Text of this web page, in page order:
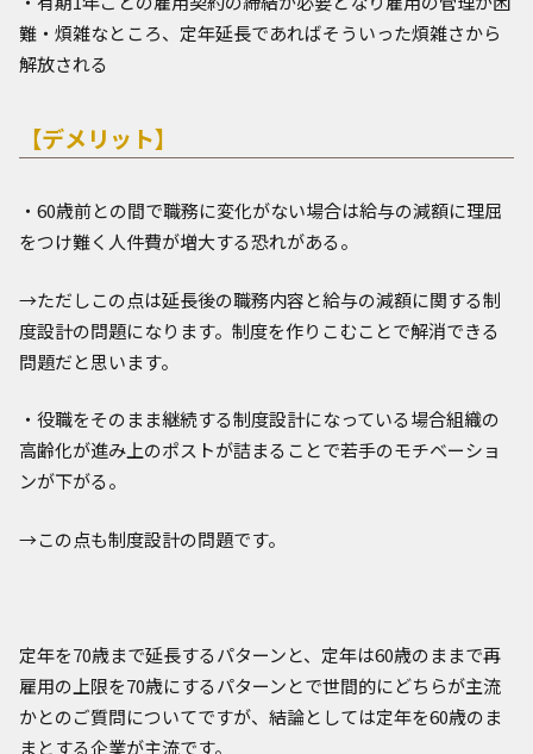
難・煩雑なところ、定年延長であればそういった煩雑さから
解放される
【デメリット】
・60歳前との間で職務に変化がない場合は給与の減額に理屈
をつけ難く人件費が増大する恐れがある。
→ただしこの点は延長後の職務内容と給与の減額に関する制
度設計の問題になります。制度を作りこむことで解消できる
問題だと思います。
・役職をそのまま継続する制度設計になっている場合組織の
高齢化が進み上のポストが詰まることで若手のモチベーショ
ンが下がる。
→この点も制度設計の問題です。
定年を70歳まで延長するパターンと、定年は60歳のままで再
雇用の上限を70歳にするパターンとで世間的にどちらが主流
かとのご質問についてですが、結論としては定年を60歳のま
まとする企業が主流です。